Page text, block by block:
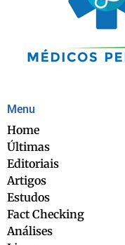
Menu
Home
Últimas
Editoriais
Artigos
Estudos
Fact Checking
Análises